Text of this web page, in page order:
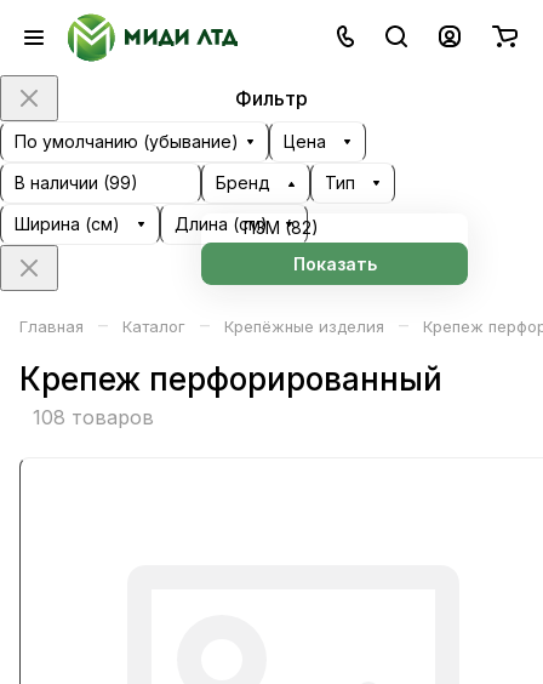
Фильтр
По умолчанию (убывание)
Цена
В наличии (99) Бренд
ПЗМ (82)
Показать
Тип
Ширина (см)
Длина (см)
Главная – Каталог – Крепёжные изделия – Крепеж
Крепеж перфорированный
108 товаров